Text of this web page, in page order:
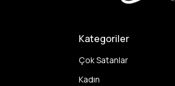
Kategoriler
Çok Satanlar
Kadın